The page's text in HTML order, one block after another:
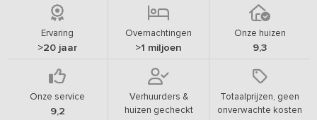
Ervaring
>20 jaar
Overnachtingen
>1 miljoen
Onze huizen
9,3
Onze service
9,2
Verhuurders &
huizen gecheckt
Totaalprijzen, geen
onverwachte kosten